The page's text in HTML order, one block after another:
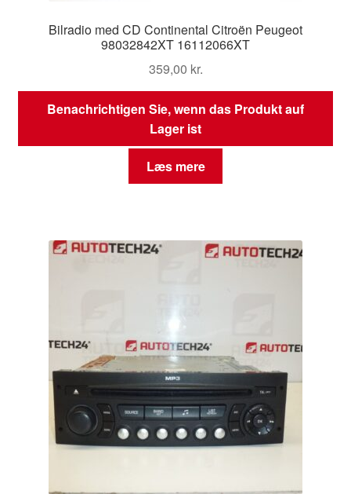
Bilradio med CD Continental Citroën Peugeot
98032842XT 16112066XT
359,00 kr.
Benachrichtigen Sie, wenn das Produkt auf
Lager ist
Læs mere